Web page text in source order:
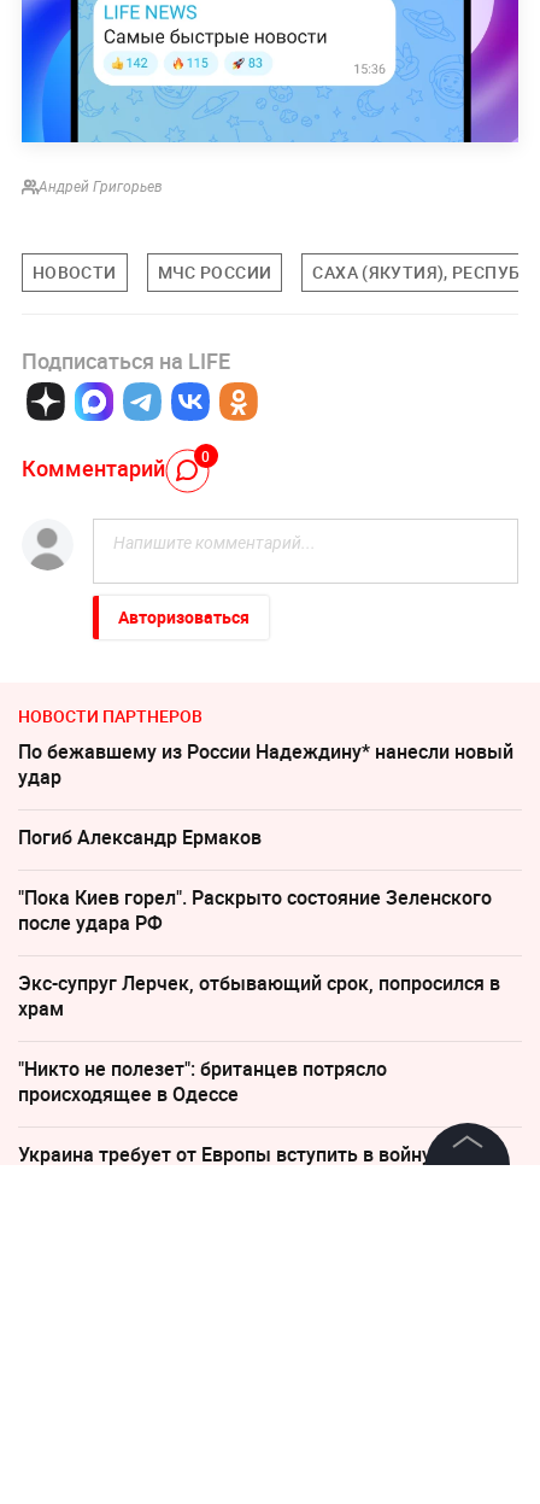
Андрей Григорьев
НОВОСТИ МЧС РОССИИ САХА (ЯКУТИЯ),
Подписаться на LIFE
Комментарий 0
Авторизоваться
НОВОСТИ ПАРТНЕРОВ
По бежавшему из России Надеждину* нанесли новый
удар
Погиб Александр Ермаков
"Пока Киев горел". Раскрыто состояние Зеленского
после удара РФ
Экс-супруг Лерчек, отбывающий срок, попросился в
храм
"Никто не полезет": британцев потрясло
происходящее в Одессе
Украина требует от Европы вступить в войну против